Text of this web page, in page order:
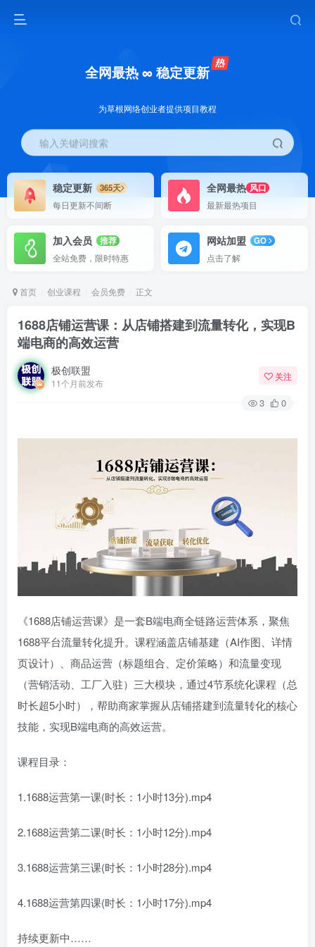
全网最热 ∞ 稳定更新
为草根网络创业者提供项目教程
输入关键词搜索
稳定更新
365天
每日更新不间断
全网最热 风口
最新最热项目
加入会员
推荐
全站免费，限时特惠
网站加盟
GO
点击了解
首页 创业课程 会员免费 正文
1688店铺运营课：从店铺搭建到流量转化，实现B
端电商的高效运营
极创联盟
11个月前发布
关注
3 0
《1688店铺运营课》是一套B端电商全链路运营体系，聚焦
1688平台流量转化提升。课程涵盖店铺基建（AI作图、详情
页设计）、商品运营（标题组合、定价策略）和流量变现
（营销活动、工厂入驻）三大模块，通过4节系统化课程（总
时长超5小时），帮助商家掌握从店铺搭建到流量转化的核心
技能，实现B端电商的高效运营。
课程目录：
1.1688运营第一课(时长：1小时13分).mp4
2.1688运营第二课(时长：1小时12分).mp4
3.1688运营第三课(时长：1小时28分).mp4
4.1688运营第四课(时长：1小时17分).mp4
持续更新中……